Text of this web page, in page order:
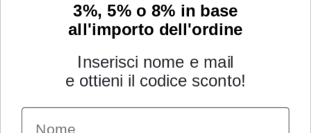
INFORMAZIONI
3%, 5% o 8% in base
all'importo dell'ordine
Inserisci nome e mail
e ottieni il codice sconto!
Name